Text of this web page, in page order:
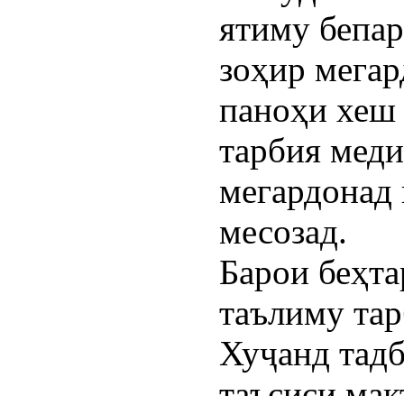
ятиму
зоҳир
паноҳи хеш
тарбия
месозад.
Барои
таълиму
Хуҷанд